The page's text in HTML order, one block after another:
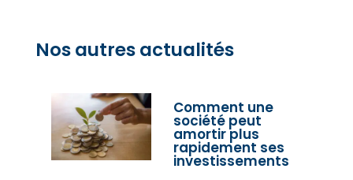
Nos autres actualités
Comment une
société peut
amortir plus
rapidement ses
investissements